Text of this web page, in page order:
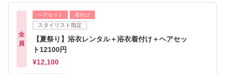
全
員
ヘアセット 着付け
スタイリスト指定
【夏祭り】浴衣レンタル＋浴衣着付け＋ヘアセッ
ト12100円
¥12,100